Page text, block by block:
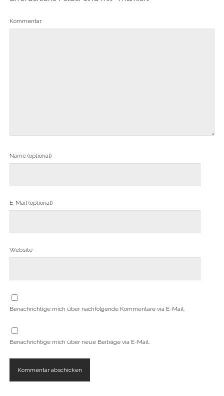
Kommentar
Name (optional)
E-Mail (optional)
Website
Benachrichtige mich über nachfolgende Kommentare via E-Mail.
Benachrichtige mich über neue Beiträge via E-Mail.